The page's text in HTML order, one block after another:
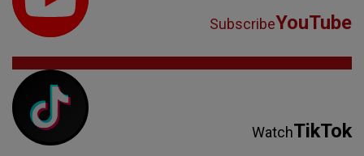
SubscribeYouTube
WatchTikTok